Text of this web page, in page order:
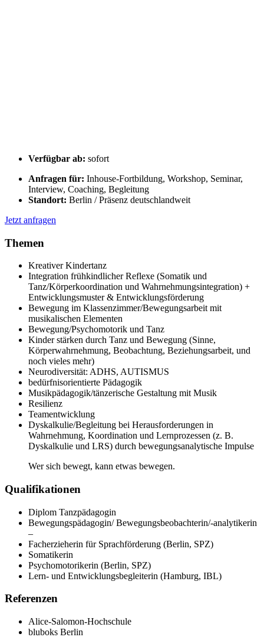
Verfügbar ab: sofort
Anfragen für: Inhouse-Fortbildung, Workshop, Seminar,
Interview, Coaching, Begleitung
Standort: Berlin / Präsenz deutschlandweit
Jetzt anfragen
Themen
Kreativer Kindertanz
Integration frühkindlicher Reflexe (Somatik und
Tanz/Körperkoordination und Wahrnehmungsintegration) +
Entwicklungsmuster & Entwicklungsförderung
Bewegung im Klassenzimmer/Bewegungsarbeit mit
musikalischen Elementen
Bewegung/Psychomotorik und Tanz
Kinder stärken durch Tanz und Bewegung (Sinne,
Körperwahrnehmung, Beobachtung, Beziehungsarbeit, und
noch vieles mehr)
Neurodiversität: ADHS, AUTISMUS
bedürfnisorientierte Pädagogik
Musikpädagogik/tänzerische Gestaltung mit Musik
Resilienz
Teamentwicklung
Dyskalkulie/Begleitung bei Herausforderungen in
Wahrnehmung, Koordination und Lernprozessen (z. B.
Dyskalkulie und LRS) durch bewegungsanalytische Impulse
Wer sich bewegt, kann etwas bewegen.
Qualifikationen
Diplom Tanzpädagogin
Bewegungspädagogin/ Bewegungsbeobachterin/-analytikerin
–
Facherzieherin für Sprachförderung (Berlin, SPZ)
Somatikerin
Psychomotorikerin (Berlin, SPZ)
Lern- und Entwicklungsbegleiterin (Hamburg, IBL)
Referenzen
Alice-Salomon-Hochschule
bluboks Berlin